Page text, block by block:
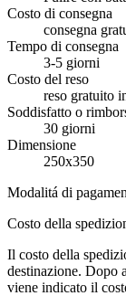
Costo di consegna
consegna
Tempo di consegna
3-5 giorni
Costo del reso
reso gratuito
Soddisfatto o
30 giorni
Dimensione
250x350
Modalitá di
Costo della
Il costo della
destinazione. Dopo
viene indicato il